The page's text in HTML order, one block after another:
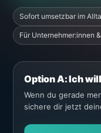
Sofort umsetzbar im
Für Unternehmer:innen
Option A: Ich
Wenn du gerade
sichere dir jetzt